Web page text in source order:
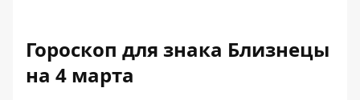
Гороскоп для знака Близнецы
на 4 марта